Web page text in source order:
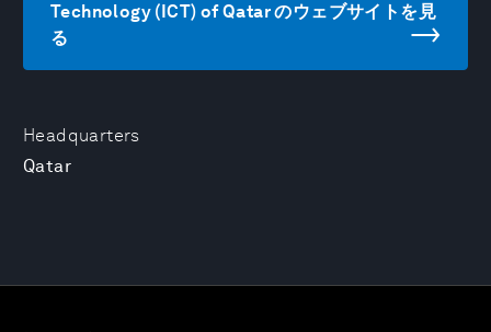
Headquarters
Qatar
Technology (ICT) of Qatar のウェブサイトを見
る